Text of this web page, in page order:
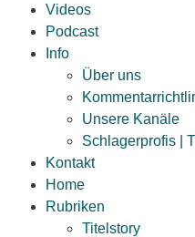
Videos
Podcast
Info
Über uns
Unsere Kanäle
Schlagerprofis |
Kontakt
Home
Rubriken
Titelstory